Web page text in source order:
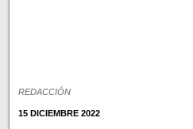
REDACCIÓN
15 DICIEMBRE 2022